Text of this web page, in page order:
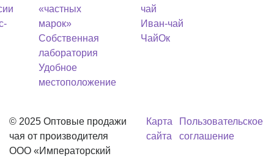
«частных
марок»
Собственная
лаборатория
Удобное
местоположение
чай
Иван-чай
ЧайОк
© 2025 Оптовые продажи
чая от производителя
OOO «Императорский
Карта
сайта
Пользовательское
соглашение